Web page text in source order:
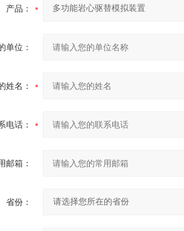
产品：
单位：
姓名：
电话：
邮箱：
省份：